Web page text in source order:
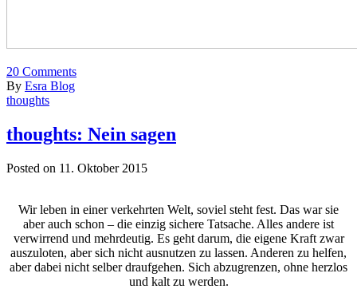
20 Comments
By Esra Blog
thoughts
thoughts: Nein sagen
Posted on 11. Oktober 2015
Wir leben in einer verkehrten Welt, soviel steht fest. Das war sie
aber auch schon – die einzig sichere Tatsache. Alles andere ist
verwirrend und mehrdeutig. Es geht darum, die eigene Kraft zwar
auszuloten, aber sich nicht ausnutzen zu lassen. Anderen zu helfen,
aber dabei nicht selber draufgehen. Sich abzugrenzen, ohne herzlos
und kalt zu werden.